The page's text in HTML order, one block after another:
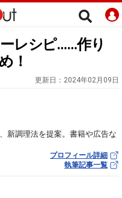
レシピ……作り
！
更新日： 2024年02月09日
新調理法を提案。書籍や広告な
プロフィール詳細
執筆記事一覧